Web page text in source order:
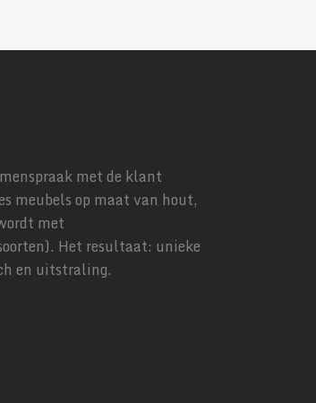
met de klant
meubels op maat van hout,
met
Het resultaat: unieke
en uitstraling.